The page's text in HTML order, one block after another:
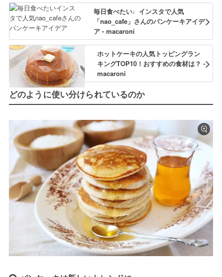
毎日食べたい♩インスタで人気
「nao_cafe」さんのパンケーキアイデ
ア - macaroni
ホットケーキの人気トッピングラン
キングTOP10！おすすめの食材は？ -
macaroni
どのように使い分けられているのか